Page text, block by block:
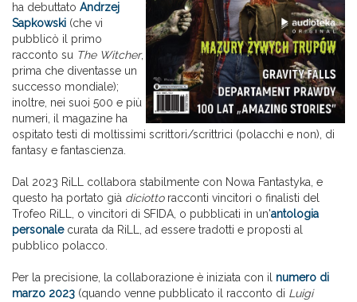
ha debuttato Andrzej
Sapkowski (che vi
pubblicò il primo
racconto su The Witcher,
prima che diventasse un
successo mondiale);
inoltre, nei suoi 500 e più
numeri, il magazine ha
ospitato testi di moltissimi scrittori/scrittrici (polacchi e non), di
fantasy e fantascienza.
Dal 2023 RiLL collabora stabilmente con Nowa Fantastyka, e
questo ha portato già diciottoracconti vincitori o finalisti del
Trofeo RiLL, o vincitori di SFIDA, o pubblicati in un'antologia
personalecurata da RiLL, ad essere tradotti e proposti al
pubblico polacco.
Per la precisione, la collaborazione è iniziata con il numero di
marzo 2023 (quando venne pubblicato il racconto di Luigi